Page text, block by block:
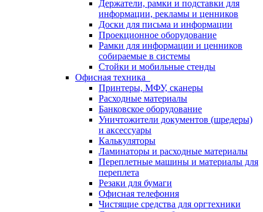
Держатели, рамки и подставки для
информации, рекламы и ценников
Доски для письма и информации
Проекционное оборудование
Рамки для информации и ценников
собираемые в системы
Стойки и мобильные стенды
Офисная техника
Принтеры, МФУ, сканеры
Расходные материалы
Банковское оборудование
Уничтожители документов (шредеры)
и аксессуары
Калькуляторы
Ламинаторы и расходные материалы
Переплетные машины и материалы для
переплета
Резаки для бумаги
Офисная телефония
Чистящие средства для оргтехники